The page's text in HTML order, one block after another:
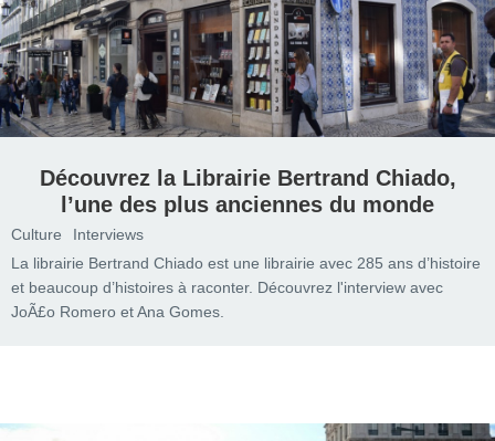
Découvrez la Librairie Bertrand Chiado,
l’une des plus anciennes du monde
Culture
Interviews
La librairie Bertrand Chiado est une librairie avec 285 ans d’histoire
et beaucoup d’histoires à raconter. Découvrez l'interview avec
JoÃ£o Romero et Ana Gomes.